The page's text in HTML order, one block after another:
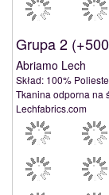
Grupa 2 (
Abriamo Lech
Skład: 100%
Tkanina odporna na
Lechfabrics.com